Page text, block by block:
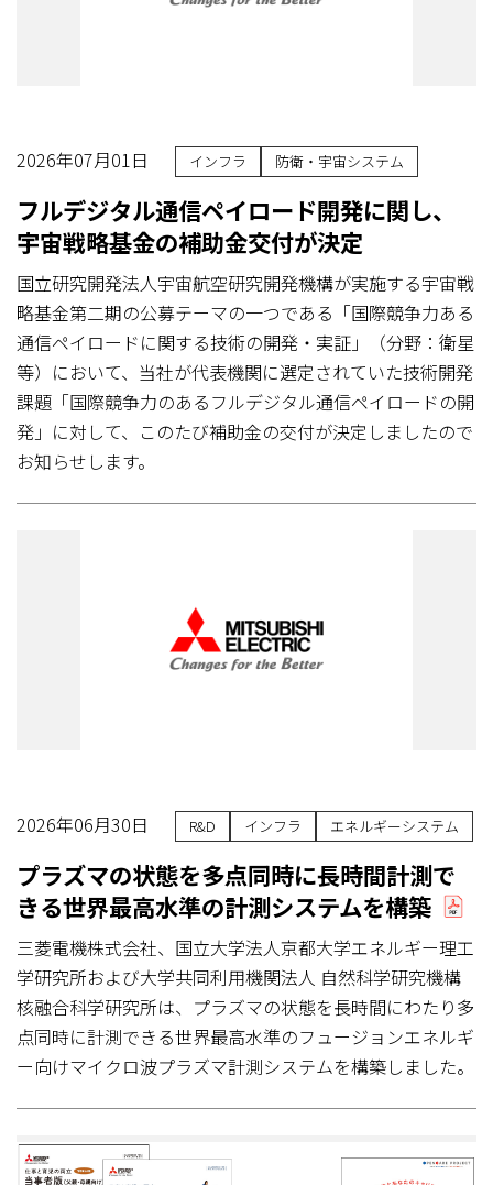
2026年07月01日 インフラ 防衛・宇宙システム
フルデジタル通信ペイロード開発に関し、
宇宙戦略基金の補助金交付が決定
国立研究開発法人宇宙航空研究開発機構が実施する宇宙戦
略基金第二期の公募テーマの一つである「国際競争力ある
通信ペイロードに関する技術の開発・実証」（分野：衛星
等）において、当社が代表機関に選定されていた技術開発
課題「国際競争力のあるフルデジタル通信ペイロードの開
発」に対して、このたび補助金の交付が決定しましたので
お知らせします。
2026年06月30日 R&D インフラ エネルギーシステム
プラズマの状態を多点同時に長時間計測で
きる世界最高水準の計測システムを構築
三菱電機株式会社、国立大学法人京都大学エネルギー理工
学研究所および大学共同利用機関法人 自然科学研究機構
核融合科学研究所は、プラズマの状態を長時間にわたり多
点同時に計測できる世界最高水準のフュージョンエネルギ
ー向けマイクロ波プラズマ計測システムを構築しました。